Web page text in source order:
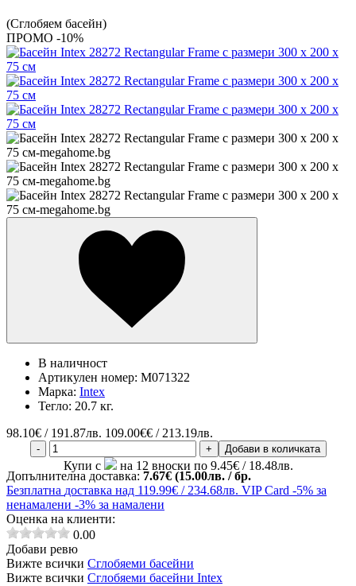
(Сглобяем басейн)
ПРОМО -10%
В наличност
Артикулен номер: M071322
Марка: Intex
Тегло: 20.7 кг.
98.10€ / 191.87лв. 109.00€€ / 213.19лв.
- + Добави в количката
Купи с на 12 вноски по 9.45€ / 18.48лв.
Допълнителна доставка: 7.67€ (15.00лв. / бр.
Безплатна доставка над 119.99€ / 234.68лв. VIP Card -5% за
ненамалени -3% за намалени
Оценка на клиенти:
0.00
Добави ревю
Вижте всички Сглобяеми басейни
Вижте всички Сглобяеми басейни Intex